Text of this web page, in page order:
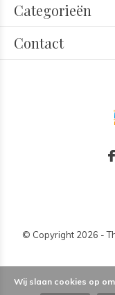
Categorieën
Contact
© Copyright 2026 -
Wij slaan cookies op